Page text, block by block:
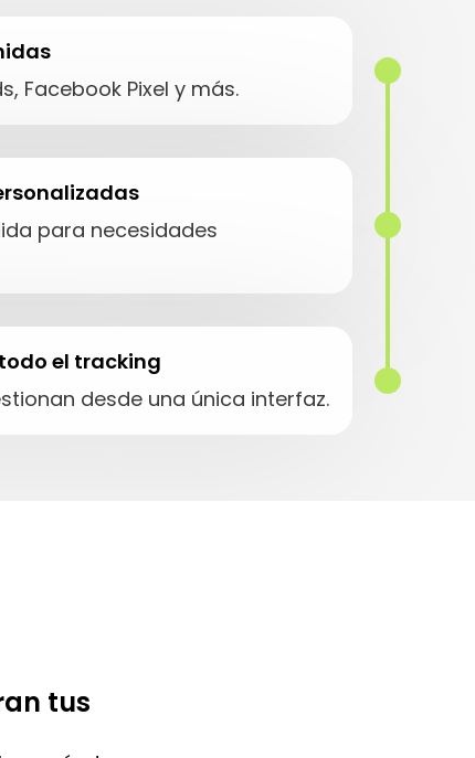
Facebook Pixel y más.
para necesidades
el tracking
desde una única interfaz.
tus